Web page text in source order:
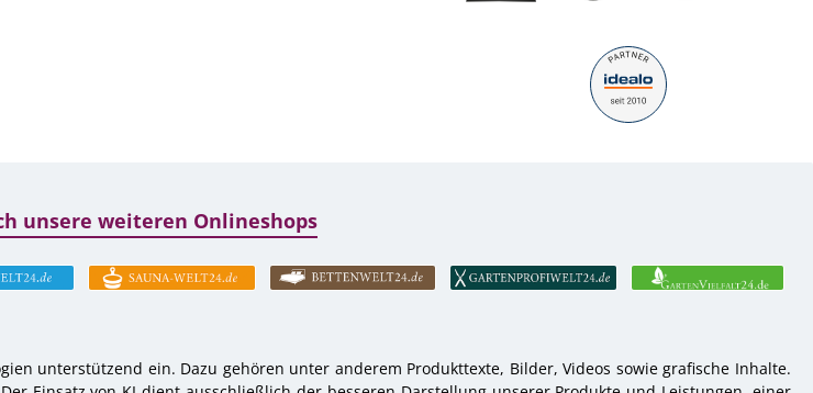
unsere weiteren Onlineshops
unterstützend ein. Dazu gehören unter anderem Produkttexte, Bilder, Videos sowie grafische Inhalte.